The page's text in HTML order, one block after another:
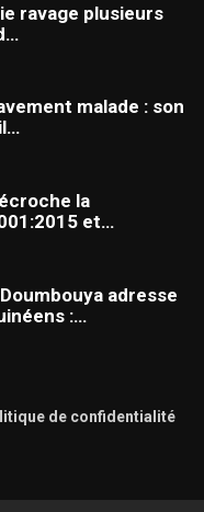
ravage plusieurs
malade : son
la
et…
adresse
:…
de confidentialité